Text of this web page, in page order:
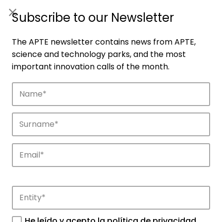
Companies
Discover the companies that drive
Subscribe to our Newsletter
The APTE newsletter contains news from APTE,
science and technology parks, and the most
important innovation calls of the month.